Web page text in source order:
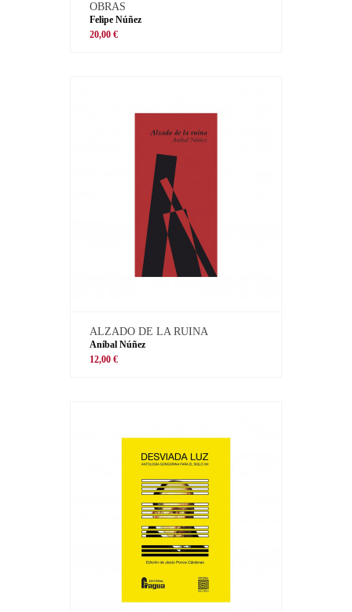
OBRAS
Felipe Núñez
20,00 €
ALZADO DE LA RUINA
Aníbal Núñez
12,00 €